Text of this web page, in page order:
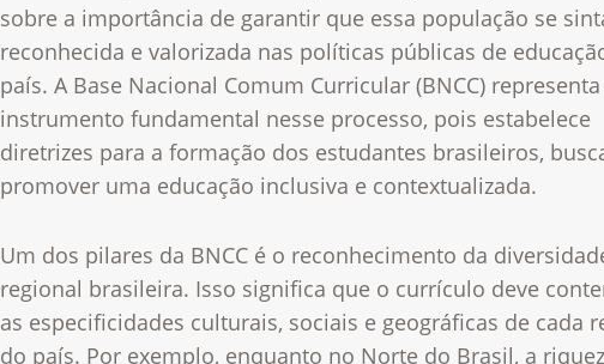
sobre a importância de garantir que essa população se
reconhecida e valorizada nas políticas públicas de
país. A Base Nacional Comum Curricular (BNCC)
instrumento fundamental nesse processo, pois estabelece
diretrizes para a formação dos estudantes brasileiros,
promover uma educação inclusiva e contextualizada.
Um dos pilares da BNCC é o reconhecimento da
regional brasileira. Isso significa que o currículo deve
as especificidades culturais, sociais e geográficas de cada
do país. Por exemplo, enquanto no Norte do Brasil, a